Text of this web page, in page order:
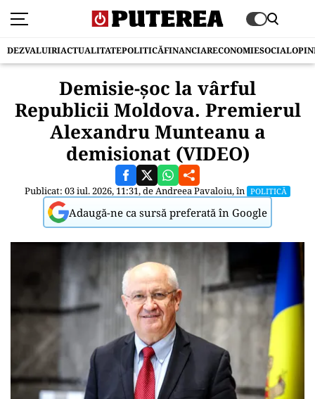
DEZVALUIRIACTUALITATEPOLITICĂFINANCIARECONOMIESOCIAL
Demisie-șoc la vârful
Republicii Moldova. Premierul
Alexandru Munteanu a
demisionat (VIDEO)
Publicat: 03 iul. 2026, 11:31, deAndreea Pavaloiu, în POLITICĂ
Adaugă-ne ca sursă preferată în Google